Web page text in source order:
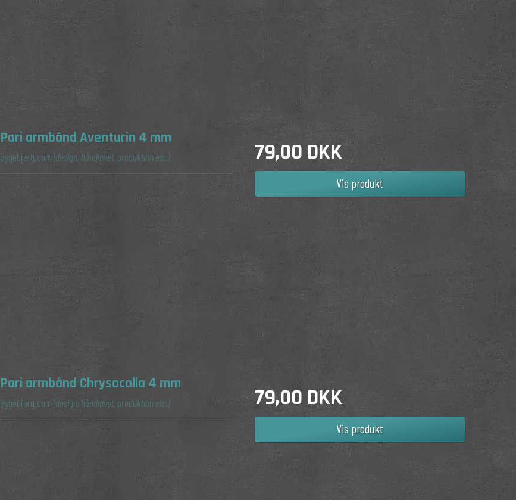
Pari armbånd Aventurin 4 mm
Bygebjerg.com(design, håndlavet, produktion etc.) 79,00 DKK
Vis produkt
Pari armbånd Chrysocolla 4 mm
Bygebjerg.com(design, håndlavet, produktion etc.) 79,00 DKK
Vis produkt